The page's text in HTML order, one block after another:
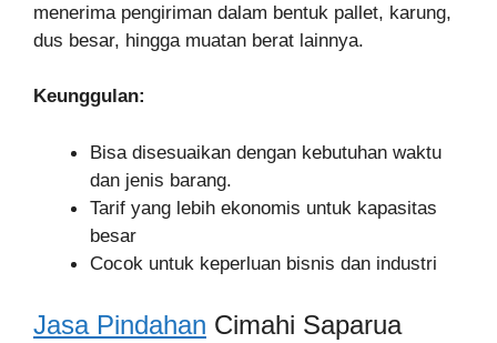
menerima pengiriman dalam bentuk pallet, karung,
dus besar, hingga muatan berat lainnya.
Keunggulan:
Bisa disesuaikan dengan kebutuhan waktu
dan jenis barang.
Tarif yang lebih ekonomis untuk kapasitas
besar
Cocok untuk keperluan bisnis dan industri
Jasa Pindahan Cimahi Saparua